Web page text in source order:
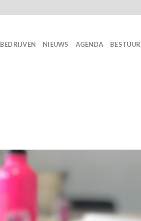
BEDRIJVEN NIEUWS AGENDA BESTUUR